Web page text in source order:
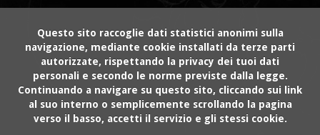
Questo sito raccoglie dati statistici anonimi sulla
navigazione, mediante cookie installati da terze parti
autorizzate, rispettando la privacy dei tuoi dati
personali e secondo le norme previste dalla legge.
Continuando a navigare su questo sito, cliccando sui link
al suo interno o semplicemente scrollando la pagina
verso il basso, accetti il servizio e gli stessi cookie.